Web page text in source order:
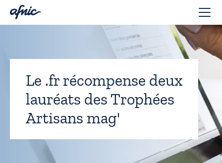
Le .fr récompense deux
lauréats des Trophées
Artisans mag'
Panneau de gestion des cookies